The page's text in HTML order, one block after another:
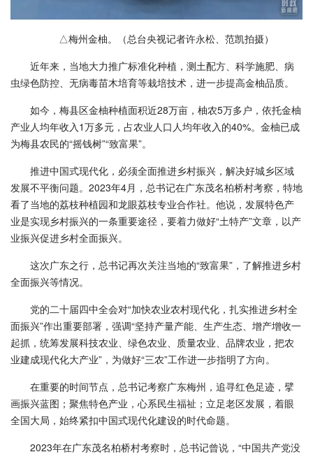
△梅州金柚。（总台央视记者许永松、范凯拍摄）
近年来，当地大力推广标准化种植，测土配方、科学施肥、病
虫绿色防控、无病毒苗木培育等栽培技术，进一步提高金柚品质。
如今，梅县区金柚种植面积近28万亩，柚农5万多户，依托金柚
产业人均年收入1万多元，占农业人口人均年收入的40%。金柚已成
为梅县农民的“摇钱树”“致富果”。
推进中国式现代化，必须全面推进乡村振兴，解决好城乡区域
发展不平衡问题。2023年4月，总书记在广东茂名柏桥村考察，特地
看了当地的荔枝种植园和龙眼荔枝专业合作社。他说，发展特色产
业是实现乡村振兴的一条重要途径，要着力做好“土特产”文章，以产
业振兴促进乡村全面振兴。
这次广东之行，总书记再次关注当地的“致富果”，了解推进乡村
全面振兴等情况。
党的二十届四中全会对“加快农业农村现代化，扎实推进乡村全
面振兴”作出重要部署，强调“坚持产量产能、生产生态、增产增收一
起抓，统筹发展科技农业、绿色农业、质量农业、品牌农业，把农
业建成现代化大产业”，为做好“三农”工作进一步指明了方向。
在重要的时间节点，总书记考察广东梅州，追寻红色足迹，擘
画振兴蓝图；聚焦特色产业，心系民生福祉；立足老区发展，着眼
全国大局，始终紧扣中国式现代化建设的时代命题。
2023年在广东茂名柏桥村考察时，总书记曾说，“中国共产党没